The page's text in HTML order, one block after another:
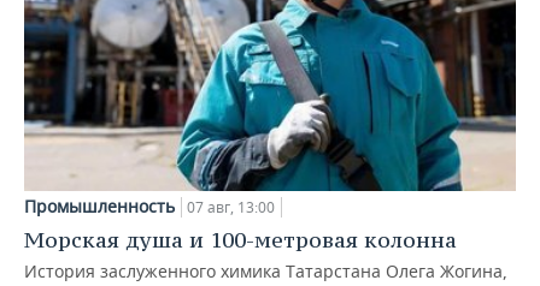
Промышленность 07 авг, 13:00
Морская душа и 100-метровая колонна
История заслуженного химика Татарстана Олега Жогина,